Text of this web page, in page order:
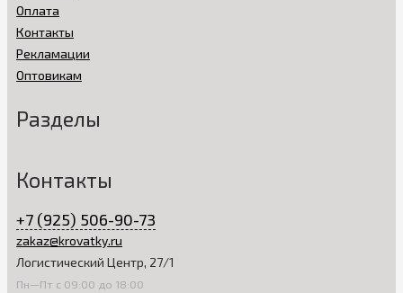
Оплата
Контакты
Рекламации
Оптовикам
Разделы
Контакты
+7 (925) 506-90-73
zakaz@krovatky.ru
Логистический Центр, 27/1
Пн—Пт с 09:00 до 18:00